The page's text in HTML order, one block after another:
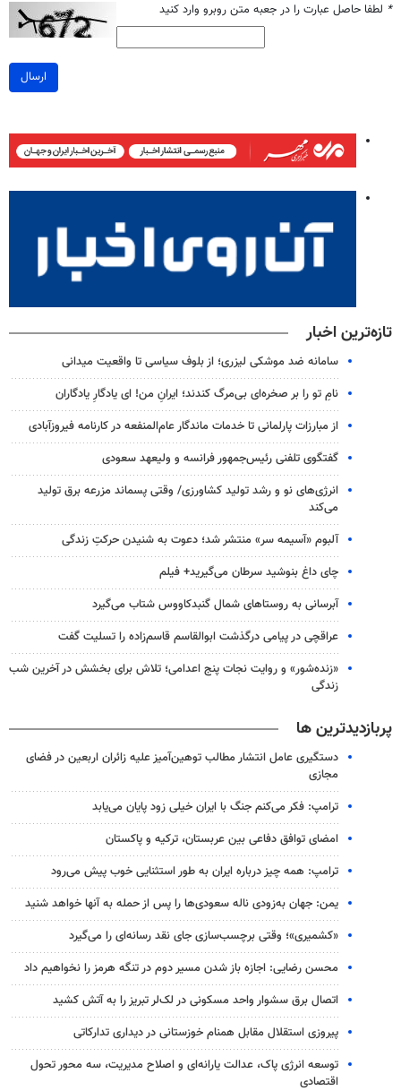
* لطفا حاصل عبارت را در جعبه متن روبرو وارد کنید
ارسال
تازه‌ترین اخبار
سامانه ضد موشکی لیزری؛ از بلوف سیاسی تا واقعیت میدانی
نامِ تو را بر صخره‌ای بی‌مرگ کندند؛ ایرانِ من! ای یادگارِ یادگاران
از مبارزات پارلمانی تا خدمات ماندگار عام‌المنفعه در کارنامه فیروزآبادی
گفتگوی تلفنی رئیس‌جمهور فرانسه و ولیعهد سعودی
انرژی‌های نو و رشد تولید کشاورزی/ وقتی پسماند مزرعه‌ برق تولید
می‌کند
آلبوم «آسیمه سر» منتشر شد؛ دعوت به شنیدن حرکتِ زندگی
چای داغ بنوشید سرطان می‌گیرید+ فیلم
آبرسانی به روستاهای شمال گنبدکاووس شتاب می‌گیرد
عراقچی در پیامی درگذشت ابوالقاسم قاسم‌زاده را تسلیت گفت
«زنده‌شور» و روایت نجات پنج اعدامی؛ تلاش برای بخشش در آخرین شب
زندگی
پربازدیدترین ها
دستگیری عامل انتشار مطالب توهین‌آمیز علیه زائران اربعین در فضای
مجازی
ترامپ: فکر می‌کنم جنگ با ایران خیلی زود پایان می‌یابد
امضای توافق دفاعی بین عربستان، ترکیه و پاکستان
ترامپ: همه چیز درباره ایران به طور استثنایی خوب پیش می‌رود
یمن: جهان به‌زودی ناله سعودی‌ها را پس از حمله به آنها خواهد شنید
«کشمیری»؛ وقتی برچسب‌سازی جای نقد رسانه‌ای را می‌گیرد
محسن رضایی: اجازه باز شدن مسیر دوم در تنگه هرمز را نخواهیم داد
اتصال برق سشوار واحد مسکونی در لک‌لر تبریز را به آتش کشید
پیروزی استقلال مقابل همنام خوزستانی در دیداری تدارکاتی
توسعه انرژی پاک، عدالت یارانه‌ای و اصلاح مدیریت، سه محور تحول
اقتصادی